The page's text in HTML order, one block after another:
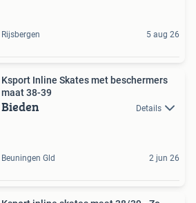
Rijsbergen 5 aug 26
Ksport Inline Skates met beschermers
maat 38-39
Bieden Details
Beuningen Gld 2 jun 26